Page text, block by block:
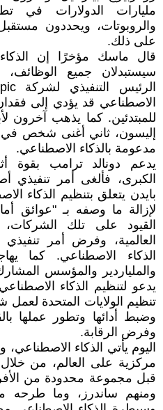
مليارات الدولارات في
والروبوتات، ويحددون
على ذلك.
قال ماسك مؤخرًا إن الذكاء
سيستبدلان جميع
الاصطناعي قد يؤدي إلى
للمبتدئين. كما يذهب آخرون
إليسون، ثاني أغنى شخص في
مدعومة بالذكاء الاصطناعي.
يدعم دونالد ترامب بقوة
الكبرى، فألغى أمر تنفيذي
بايدن يتعلق بتنظيم الذكاء
لإزالة ما وصفه بـ "عوائق
القيود على تلك الشركات،
العالمية، وفرض أمر
الذكاء الاصطناعي. كما
والملياردير والمؤسس
يدعو لتنظيم الذكاء
تنظيم الولايات المتحدة لعمل
وضبط أدائها وتطور عملها
وفرض الرقابة.
اليوم يأتي الذكاء
مركزية على العالم، من
قبل مجموعة محدودة من
ومنهم ساندرز، وما طرحه